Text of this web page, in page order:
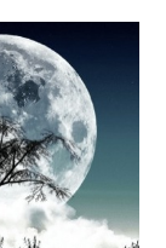
まったくありませ